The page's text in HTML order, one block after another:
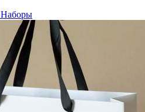
Наборы